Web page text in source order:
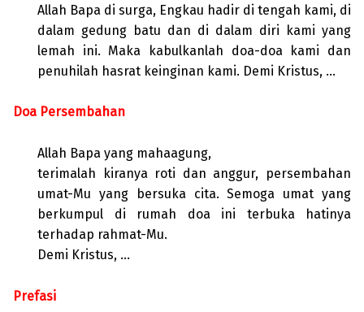
Allah Bapa di surga, Engkau hadir di tengah kami, di
dalam gedung batu dan di dalam diri kami yang
lemah ini. Maka kabulkanlah doa-doa kami dan
penuhilah hasrat keinginan kami. Demi Kristus, …
Doa Persembahan
Allah Bapa yang mahaagung,
terimalah kiranya roti dan anggur, persembahan
umat-Mu yang bersuka cita. Semoga umat yang
berkumpul di rumah doa ini terbuka hatinya
terhadap rahmat-Mu.
Demi Kristus, …
Prefasi